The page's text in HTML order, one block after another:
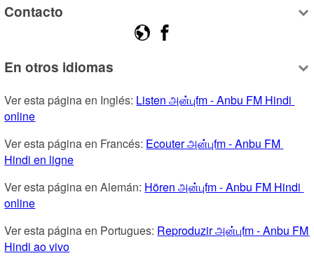
Contacto
En otros idiomas
Ver esta página en Inglés: Listen அன்புfm - Anbu FM Hindi
online
Ver esta página en Francés: Ecouter அன்புfm - Anbu FM
Hindi en ligne
Ver esta página en Alemán: Hören அன்புfm - Anbu FM Hindi
online
Ver esta página en Portugues: Reproduzir அன்புfm - Anbu FM
Hindi ao vivo